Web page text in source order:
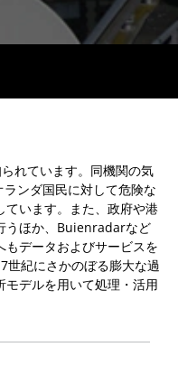
れています。同機関の気
ンダ国民に対して危険な
ています。また、政府や港
うほか、Buienradarなど
データおよびサービスを
世紀にさかのぼる膨大な過
デルを用いて処理・活用